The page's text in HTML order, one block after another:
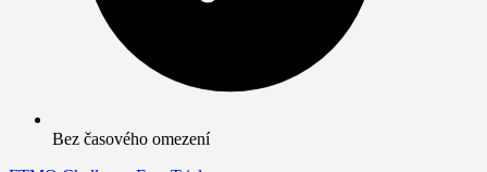
Bez časového omezení